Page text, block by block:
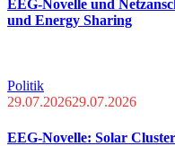
EEG-Novelle und
und Energy Sharing
Politik
29.07.202629.07.2026
EEG-Novelle: Solar